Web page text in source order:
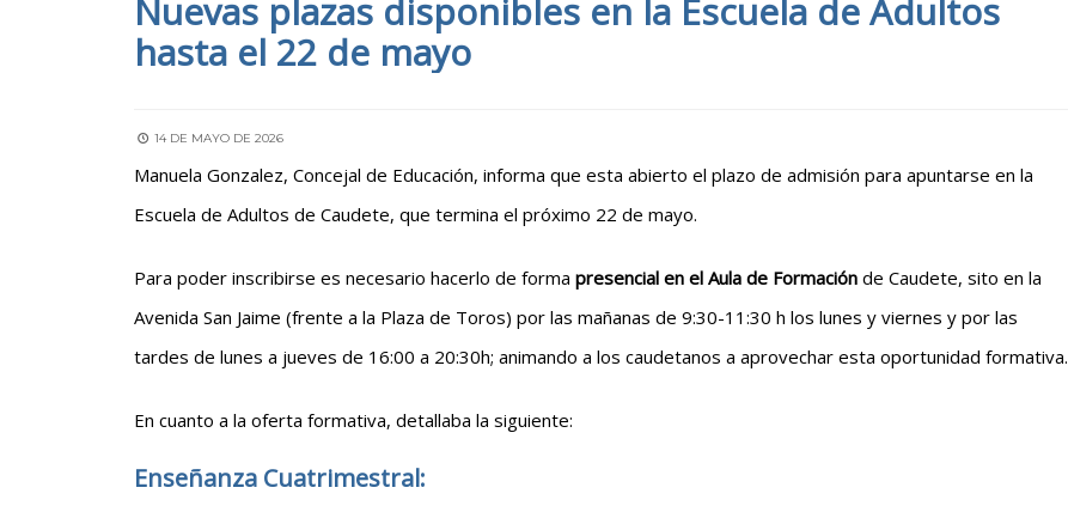
Nuevas plazas disponibles en la Escuela de Adultos
hasta el 22 de mayo
14 DE MAYO DE 2026
Manuela Gonzalez, Concejal de Educación, informa que esta abierto el plazo de admisión para apuntarse en la
Escuela de Adultos de Caudete, que termina el próximo 22 de mayo.
Para poder inscribirse es necesario hacerlo de forma presencial en el Aula de Formación de Caudete, sito en la
Avenida San Jaime (frente a la Plaza de Toros) por las mañanas de 9:30-11:30 h los lunes y viernes y por las
tardes de lunes a jueves de 16:00 a 20:30h; animando a los caudetanos a aprovechar esta oportunidad formativa.
En cuanto a la oferta formativa, detallaba la siguiente:
Enseñanza Cuatrimestral: